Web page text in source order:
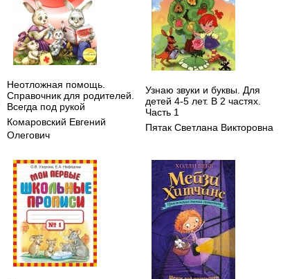
Неотложная помощь.
Справочник для родителей.
Всегда под рукой
Комаровский Евгений
Олегович
Узнаю звуки и буквы. Для
детей 4-5 лет. В 2 частях.
Часть 1
Пятак Светлана Викторовна